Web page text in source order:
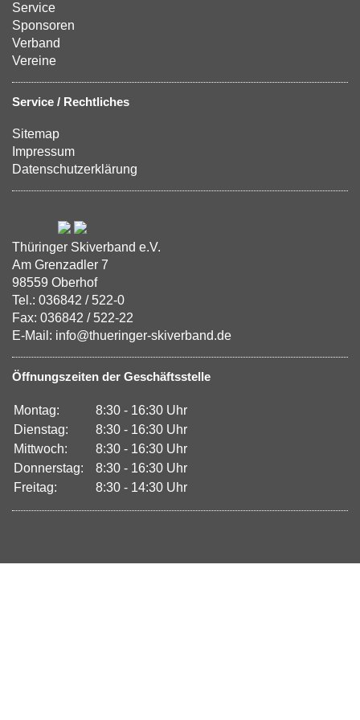
Service
Sponsoren
Verband
Vereine
Service / Rechtliches
Sitemap
Impressum
Datenschutzerklärung
Thüringer Skiverband e.V.
Am Grenzadler 7
98559 Oberhof
Tel.: 036842 / 522-0
Fax: 036842 / 522-22
E-Mail: info@thueringer-skiverband.de
Öffnungszeiten der Geschäftsstelle
Montag:
8:30 - 16:30 Uhr
Dienstag:
8:30 - 16:30 Uhr
Mittwoch:
8:30 - 16:30 Uhr
Donnerstag:
8:30 - 16:30 Uhr
Freitag:
8:30 - 14:30 Uhr